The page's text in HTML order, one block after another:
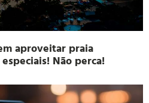
aproveitar praia
Não perca!